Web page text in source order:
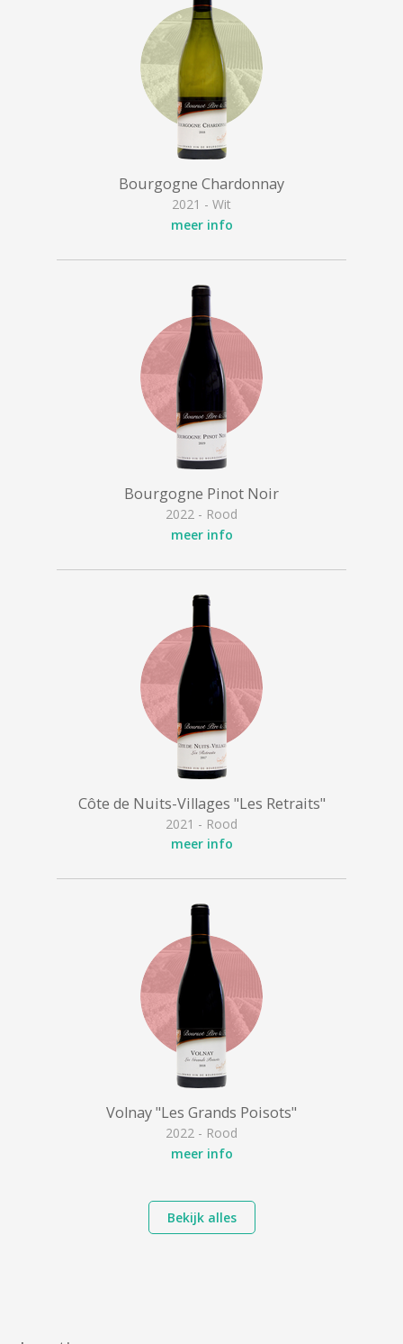
Bourgogne Chardonnay
2021 - Wit
meer info
Bourgogne Pinot Noir
2022 - Rood
meer info
Côte de Nuits-Villages "Les Retraits"
2021 - Rood
meer info
Volnay "Les Grands Poisots"
2022 - Rood
meer info
Bekijk alles